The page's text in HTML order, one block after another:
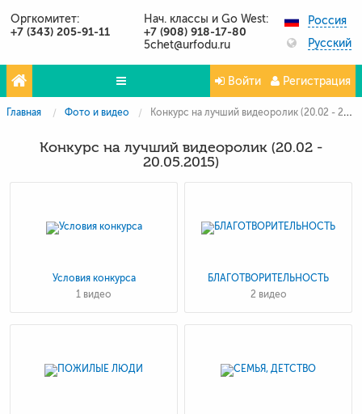
Оргкомитет: Нач. классы и Go West:
+7 (343) 205-91-11 +7 (908) 918-17-80
5chet@urfodu.ru
Россия
Русский
Олимпиады
Проекты
Публикации о нас
Войти Регистрация
Главная Фото и видео Конкурс на лучший видеоролик (20.02 - 20.05.2015)
Конкурс на лучший видеоролик (20.02 -
20.05.2015)
Условия конкурса
1 видео
БЛАГОТВОРИТЕЛЬНОСТЬ
2 видео